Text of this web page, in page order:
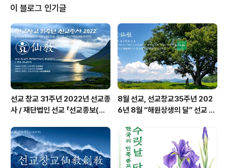
祖) 취정원사(聚正元師)님의 교화(敎化) 아래, 선교(仙
敎) 수행대중과 선교인 모두 “내 마음속 하느님성전”에서
“천지인합일 신성회복”을 이룹니다.출처: www.seongy
o.kr/notice [仙敎] 선교 공지ㅣ선교 仙敎선교공지, 선
교창교 34년, 취정원사, 해원상생, 8월 선교, 가을교화, 광
복절, 교화천제, 칠월칠석, 백..
이 블로그 인기글
선교 창교 31주년 2022년 선교종
사 / 재단법인 선교 「선교종보(仙
8월 선교, 선교창교35주년 202
6년 8월 “해원상생의 달” 선교 법